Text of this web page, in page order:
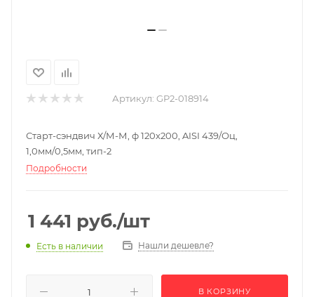
Артикул: GP2-018914
Старт-сэндвич Х/М-М, ф 120х200, AISI 439/Оц,
1,0мм/0,5мм, тип-2
Подробности
1 441 руб./шт
Есть в наличии Нашли дешевле?
В КОРЗИНУ